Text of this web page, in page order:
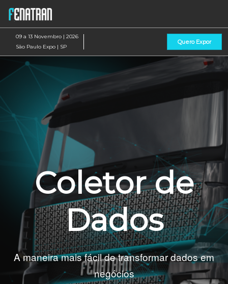
Pular
para
o
conteúdo
09 a 13 Novembro | 2026
São Paulo Expo | SP
Quero Expor
Coletor de
Dados
A maneira mais fácil de transformar dados em
negócios